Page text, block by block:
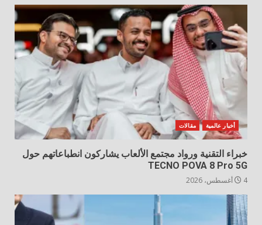
أخبار عالمية مقالات
خبراء التقنية ورواد مجتمع الألعاب يشاركون انطباعاتهم حول
TECNO POVA 8 Pro 5G
4 أغسطس، 2026